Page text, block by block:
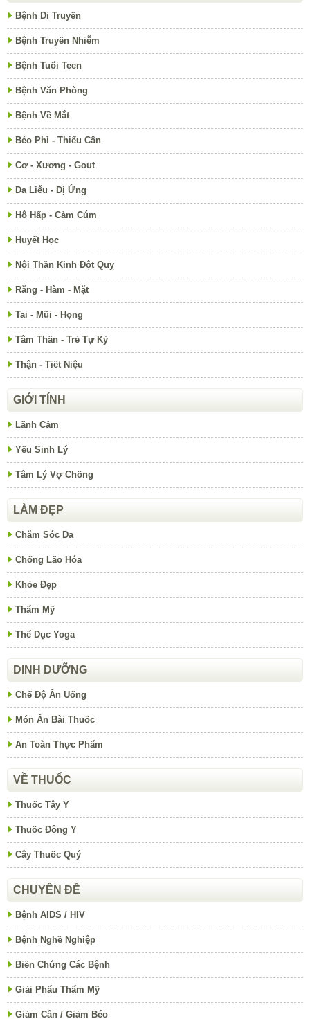
Bệnh Di Truyền
Bệnh Truyền Nhiễm
Bệnh Tuổi Teen
Bệnh Văn Phòng
Bệnh Về Mắt
Béo Phì - Thiếu Cân
Cơ - Xương - Gout
Da Liễu - Dị Ứng
Hô Hấp - Cảm Cúm
Huyết Học
Nội Thần Kinh Đột Quỵ
Răng - Hàm - Mặt
Tai - Mũi - Họng
Tâm Thần - Trẻ Tự Kỷ
Thận - Tiết Niệu
GIỚI TÍNH
Lãnh Cảm
Yếu Sinh Lý
Tâm Lý Vợ Chồng
LÀM ĐẸP
Chăm Sóc Da
Chống Lão Hóa
Khỏe Đẹp
Thẩm Mỹ
Thể Dục Yoga
DINH DƯỠNG
Chế Độ Ăn Uống
Món Ăn Bài Thuốc
An Toàn Thực Phẩm
VỀ THUỐC
Thuốc Tây Y
Thuốc Đông Y
Cây Thuốc Quý
CHUYÊN ĐỀ
Bệnh AIDS / HIV
Bệnh Nghề Nghiệp
Biến Chứng Các Bệnh
Giải Phẩu Thẩm Mỹ
Giảm Cân / Giảm Béo